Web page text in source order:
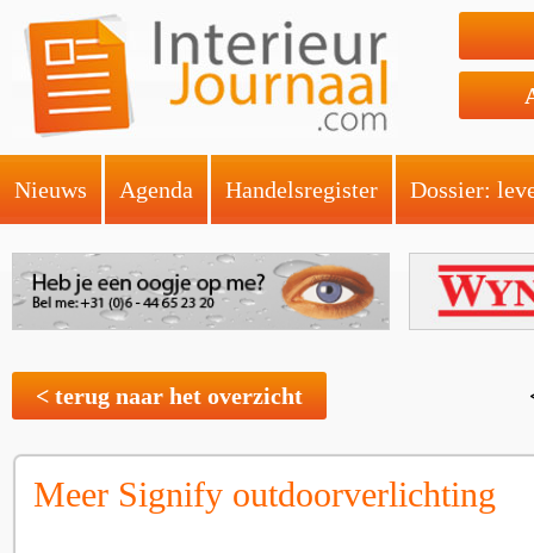
Nieuws Agenda Handelsregister Dossier:
< terug naar het overzicht
Meer Signify outdoorverlichting